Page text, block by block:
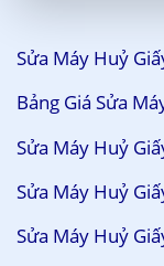
Sửa Máy Huỷ
Bảng Giá Sửa
Sửa Máy Huỷ
Sửa Máy Huỷ
Sửa Máy Huỷ